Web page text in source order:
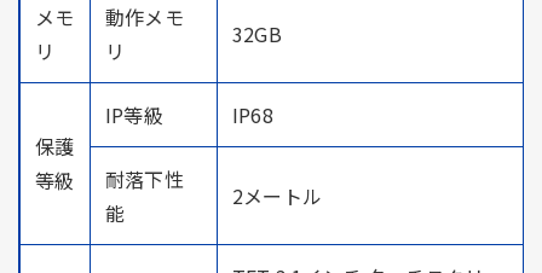
メモ
リ
動作メモ
リ
32GB
保護
等級
IP等級 IP68
耐落下性
能
2メートル